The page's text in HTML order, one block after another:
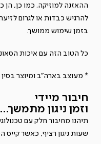
ההאזנה למוזיקה. כמו כן, הן
להרגיש כבדות או לגרום
בזמן שימוש ממושך.
כל הטוב הזה עם איכות
* מעוצב בארה"ב ומיוצר בסין
חיבור מיידי
וזמן ניגון מתמשך...